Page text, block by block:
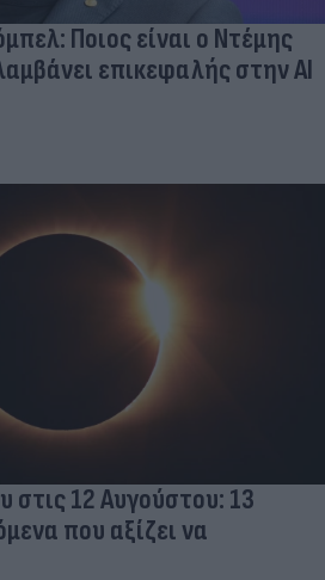
Ποιος είναι ο Ντέμης
επικεφαλής στην ΑΙ
στις 12 Αυγούστου: 13
που αξίζει να